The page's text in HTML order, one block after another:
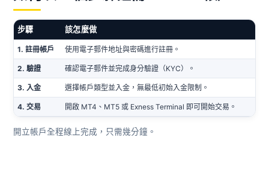
步驟 該怎麼做
1. 註冊帳戶 使用電子郵件地址與密碼進行註冊。
2. 驗證 確認電子郵件並完成身分驗證（KYC）。
3. 入金 選擇帳戶類型並入金，無最低初始入金限制。
4. 交易 開啟 MT4、MT5 或 Exness Terminal 即可開始交易。
開立帳戶全程線上完成，只需幾分鐘。